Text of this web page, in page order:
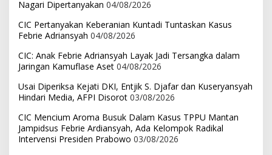
Nagari Dipertanyakan 04/08/2026
CIC Pertanyakan Keberanian Kuntadi Tuntaskan Kasus
Febrie Adriansyah 04/08/2026
CIC: Anak Febrie Adriansyah Layak Jadi Tersangka dalam
Jaringan Kamuflase Aset 04/08/2026
Usai Diperiksa Kejati DKI, Entjik S. Djafar dan Kuseryansyah
Hindari Media, AFPI Disorot 03/08/2026
CIC Mencium Aroma Busuk Dalam Kasus TPPU Mantan
Jampidsus Febrie Ardiansyah, Ada Kelompok Radikal
Intervensi Presiden Prabowo 03/08/2026